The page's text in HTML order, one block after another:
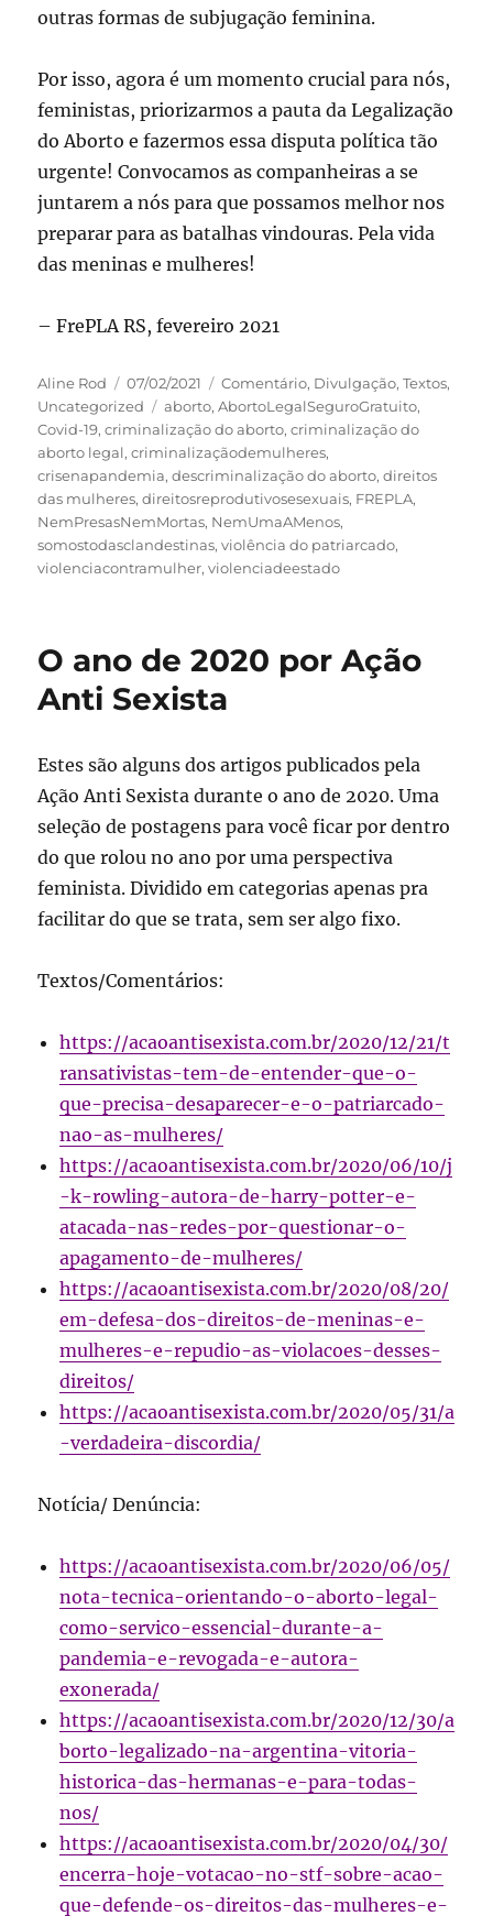
outras formas de subjugação feminina.
Por isso, agora é um momento crucial para nós,
feministas, priorizarmos a pauta da Legalização
do Aborto e fazermos essa disputa política tão
urgente! Convocamos as companheiras a se
juntarem a nós para que possamos melhor nos
preparar para as batalhas vindouras. Pela vida
das meninas e mulheres!
– FrePLA RS, fevereiro 2021
Autor
Aline Rod
Publicado
em
07/02/2021 Categorias
Comentário, Divulgação,Textos,
Uncategorized
Tags
aborto,AbortoLegalSeguroGratuito,
Covid-19,criminalização do aborto,criminalização do
aborto legal,criminalizaçãodemulheres,
crisenapandemia,descriminalização do aborto,direitos
das mulheres,direitosreprodutivosesexuais, FREPLA,
NemPresasNemMortas, NemUmaAMenos,
somostodasclandestinas,violência do patriarcado,
violenciacontramulher,violenciadeestado
O ano de 2020 por Ação
Anti Sexista
Estes são alguns dos artigos publicados pela
Ação Anti Sexista durante o ano de 2020. Uma
seleção de postagens para você ficar por dentro
do que rolou no ano por uma perspectiva
feminista. Dividido em categorias apenas pra
facilitar do que se trata, sem ser algo fixo.
Textos/Comentários:
https://acaoantisexista.com.br/2020/12/21/t
ransativistas-tem-de-entender-que-o-
que-precisa-desaparecer-e-o-patriarcado-
nao-as-mulheres/
https://acaoantisexista.com.br/2020/06/10/j
-k-rowling-autora-de-harry-potter-e-
atacada-nas-redes-por-questionar-o-
apagamento-de-mulheres/
https://acaoantisexista.com.br/2020/08/20/
em-defesa-dos-direitos-de-meninas-e-
mulheres-e-repudio-as-violacoes-desses-
direitos/
https://acaoantisexista.com.br/2020/05/31/a
-verdadeira-discordia/
Notícia/ Denúncia:
https://acaoantisexista.com.br/2020/06/05/
nota-tecnica-orientando-o-aborto-legal-
como-servico-essencial-durante-a-
pandemia-e-revogada-e-autora-
exonerada/
https://acaoantisexista.com.br/2020/12/30/a
borto-legalizado-na-argentina-vitoria-
historica-das-hermanas-e-para-todas-
nos/
https://acaoantisexista.com.br/2020/04/30/
encerra-hoje-votacao-no-stf-sobre-acao-
que-defende-os-direitos-das-mulheres-e-